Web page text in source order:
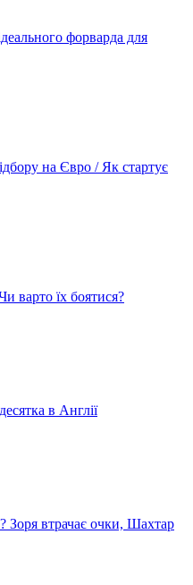
форварда для
на Євро / Як стартує
варто їх боятися?
в Англії
Зоря втрачає очки, Шахтар